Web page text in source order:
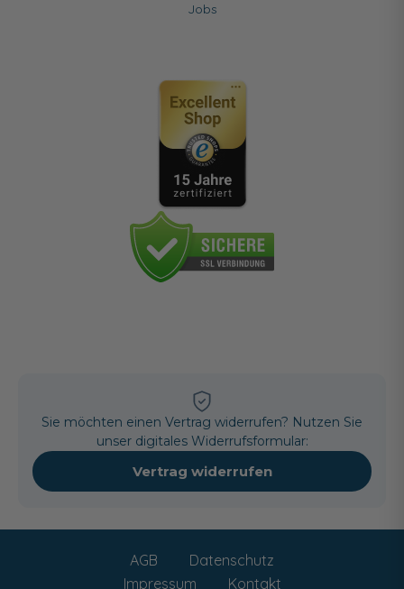
Jobs
Sie möchten einen Vertrag widerrufen? Nutzen Sie
unser digitales Widerrufsformular:
Vertrag widerrufen
AGB
Datenschutz
Impressum
Kontakt